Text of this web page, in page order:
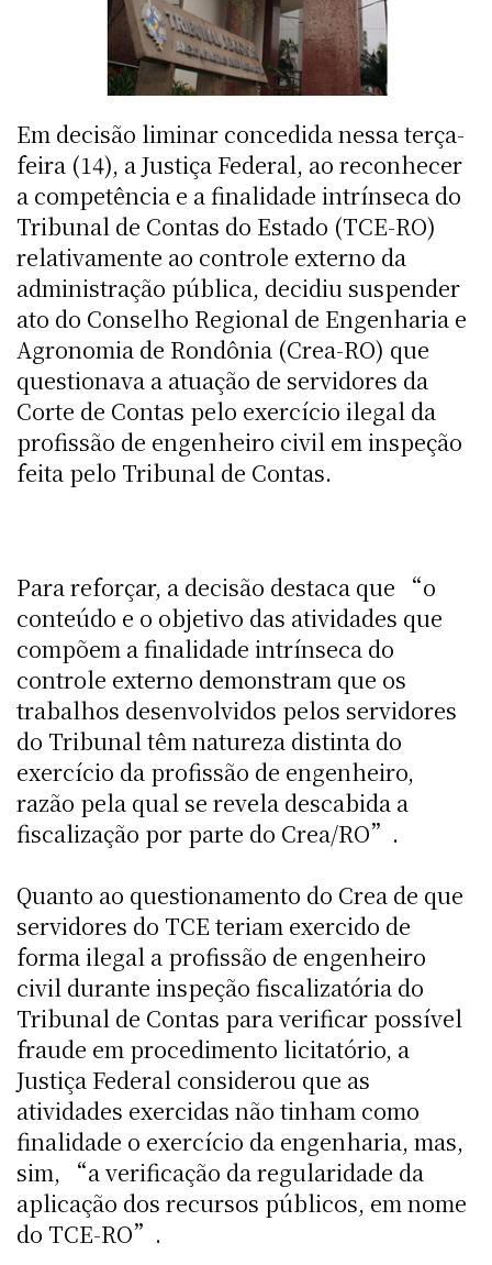
Em decisão liminar concedida nessa terça-
feira (14), a Justiça Federal, ao reconhecer
a competência e a finalidade intrínseca do
Tribunal de Contas do Estado (TCE-RO)
relativamente ao controle externo da
administração pública, decidiu suspender
ato do Conselho Regional de Engenharia e
Agronomia de Rondônia (Crea-RO) que
questionava a atuação de servidores da
Corte de Contas pelo exercício ilegal da
profissão de engenheiro civil em inspeção
feita pelo Tribunal de Contas.
Para reforçar, a decisão destaca que “o
conteúdo e o objetivo das atividades que
compõem a finalidade intrínseca do
controle externo demonstram que os
trabalhos desenvolvidos pelos servidores
do Tribunal têm natureza distinta do
exercício da profissão de engenheiro,
razão pela qual se revela descabida a
fiscalização por parte do Crea/RO”.
Quanto ao questionamento do Crea de que
servidores do TCE teriam exercido de
forma ilegal a profissão de engenheiro
civil durante inspeção fiscalizatória do
Tribunal de Contas para verificar possível
fraude em procedimento licitatório, a
Justiça Federal considerou que as
atividades exercidas não tinham como
finalidade o exercício da engenharia, mas,
sim, “a verificação da regularidade da
aplicação dos recursos públicos, em nome
do TCE-RO”.